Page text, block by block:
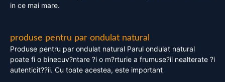
in ce mai mare.
produse pentru par ondulat natural
Produse pentru par ondulat natural Parul ondulat natural
poate fi o binecuv?ntare ?i o m?rturie a frumuse?ii nealterate ?i
autenticit??ii. Cu toate acestea, este important